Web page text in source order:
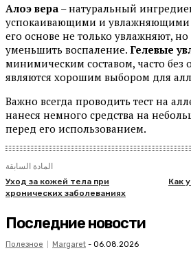
Алоэ вера – натуральный
успокаивающими и увлажняющими
его основе не только увлажняют,
уменьшить воспаление. Гелевые
минимическим составом, часто без
являются хорошим выбором для
Важно всегда проводить тест на
нанеся немного средства на
перед его использованием.
المادة السابقة
Уход за кожей тела при
хронических заболеваниях
Как
Последние новости
Полезное Margaret - 06.08.2026